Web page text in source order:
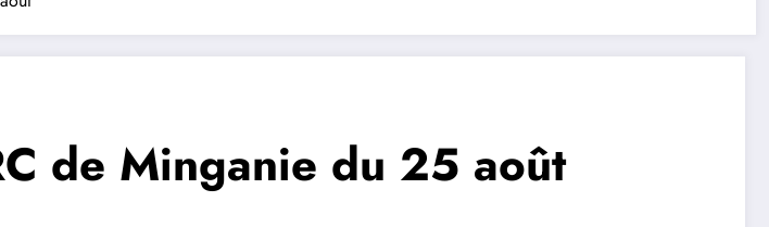
de Minganie du 25 août